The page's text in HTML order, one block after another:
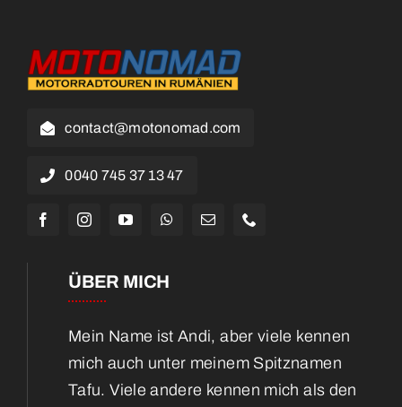
contact@motonomad.com
0040 745 37 13 47
ÜBER MICH
Mein Name ist Andi, aber viele kennen
mich auch unter meinem Spitznamen
Tafu. Viele andere kennen mich als den